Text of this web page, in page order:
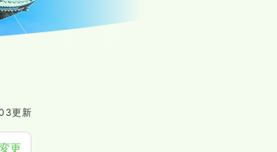
更新
変更